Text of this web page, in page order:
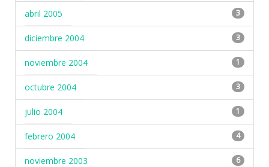
abril 2005 3
diciembre 2004 3
noviembre 2004 1
octubre 2004 3
julio 2004 1
febrero 2004 4
noviembre 2003 6